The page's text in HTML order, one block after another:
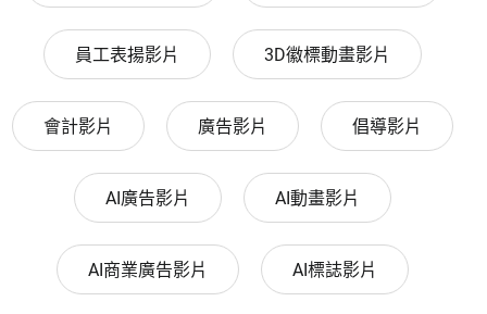
員工表揚影片 3D徽標動畫影片
會計影片 廣告影片 倡導影片
AI廣告影片 AI動畫影片
AI商業廣告影片 AI標誌影片